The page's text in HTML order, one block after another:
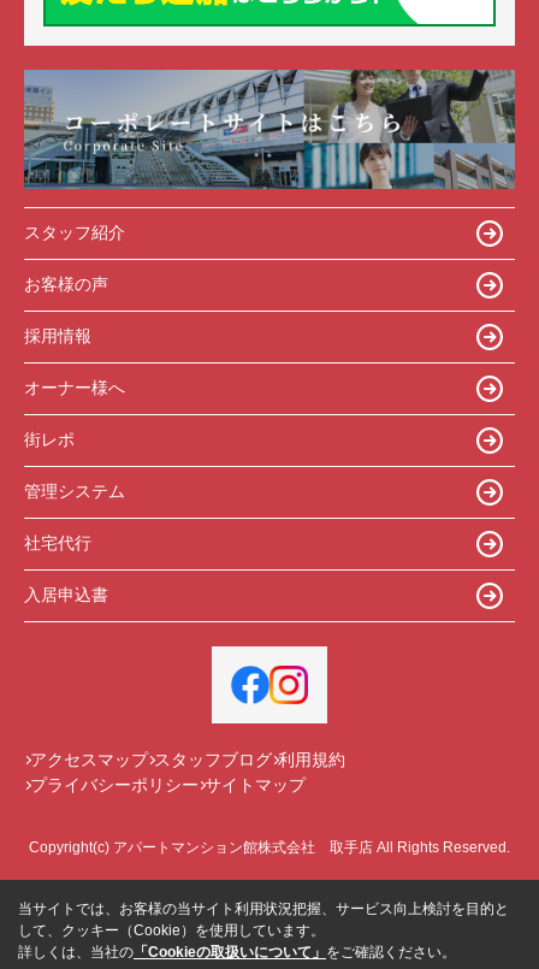
スタッフ紹介
お客様の声
採用情報
オーナー様へ
街レポ
管理システム
社宅代行
入居申込書
アクセスマップ スタッフブログ 利用規約
プライバシーポリシー サイトマップ
Copyright(c) アパートマンション館株式会社 取手店 All Rights Reserved.
当サイトでは、お客様の当サイト利用状況把握、サービス向上検討を目的と
して、クッキー（Cookie）を使用しています。
詳しくは、当社の 「Cookieの取扱いについて」 をご確認ください。